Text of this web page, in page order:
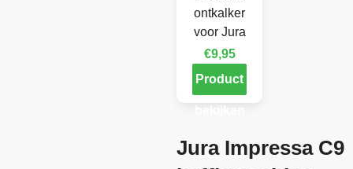
ontkalker
voor Jura
€9,95
Product
Jura Impressa C9